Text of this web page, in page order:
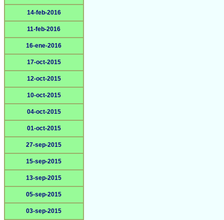
14-feb-2016
11-feb-2016
16-ene-2016
17-oct-2015
12-oct-2015
10-oct-2015
04-oct-2015
01-oct-2015
27-sep-2015
15-sep-2015
13-sep-2015
05-sep-2015
03-sep-2015